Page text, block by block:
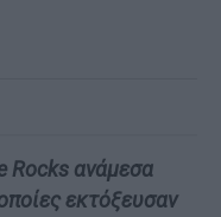
Rocks ανάμεσα
εκτόξευσαν